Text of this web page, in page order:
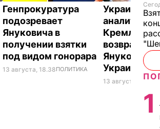
Генпрокуратура
подозревает
Януковича в
получении взятки
под видом гонорара
13 августа, 18.38ПОЛИТИКА
Украинский
аналитик
Кремль
Януковича в
Украину
13 августа, 15.33
1